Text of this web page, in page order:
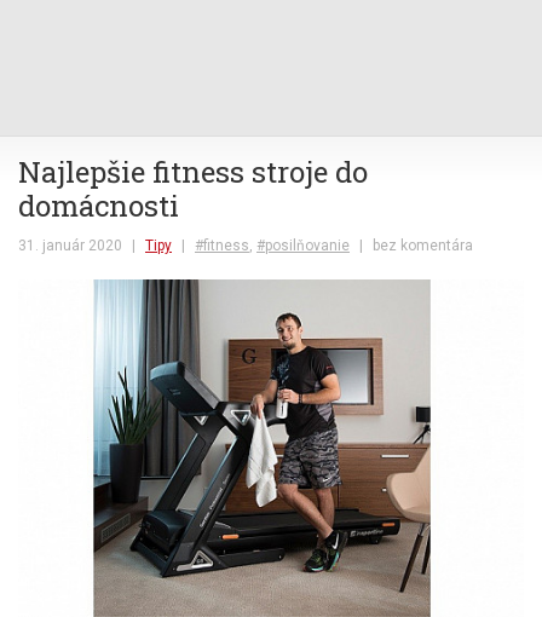
Najlepšie fitness stroje do
domácnosti
31. január 2020 Tipy #fitness, #posilňovanie bez komentára